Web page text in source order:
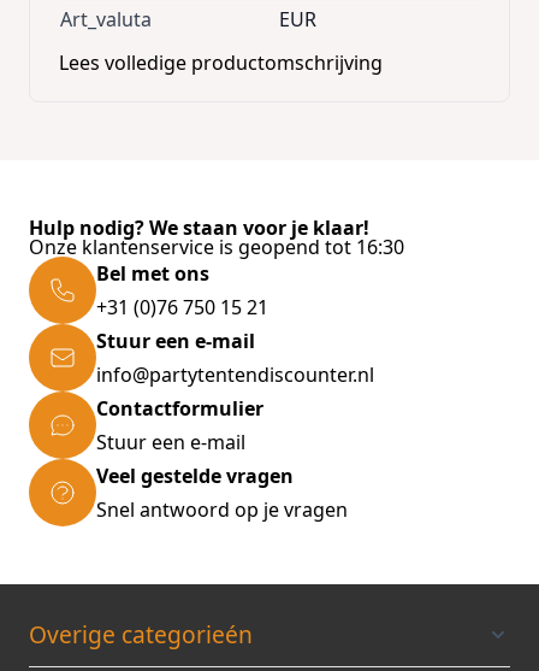
Art_valuta
EUR
Lees volledige productomschrijving
Hulp nodig? We staan voor je klaar!
Onze klantenservice is geopend tot 16:30
Bel met ons
+31 (0)76 750 15 21
Stuur een e-mail
info@partytentendiscounter.nl
Contactformulier
Stuur een e-mail
Veel gestelde vragen
Snel antwoord op je vragen
Overige categorieén